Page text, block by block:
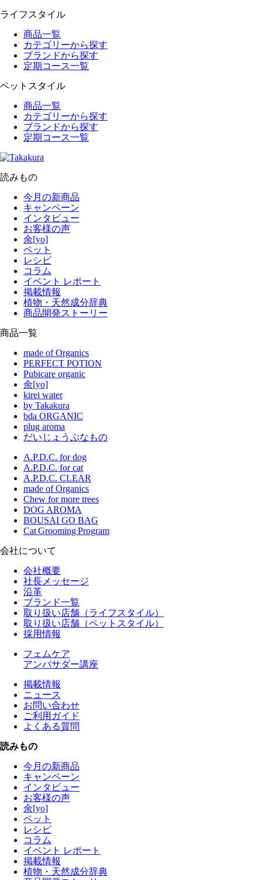
ライフスタイル
商品一覧
カテゴリーから探す
ブランドから探す
定期コース一覧
ペットスタイル
商品一覧
カテゴリーから探す
ブランドから探す
定期コース一覧
読みもの
今月の新商品
キャンペーン
インタビュー
お客様の声
余[yo]
ペット
レシピ
コラム
イベント レポート
掲載情報
植物・天然成分辞典
商品開発ストーリー
商品一覧
made of Organics
PERFECT POTION
Pubicare organic
余[yo]
kirei water
by Takakura
bda ORGANIC
plug aroma
だいじょうぶなもの
A.P.D.C. for dog
A.P.D.C. for cat
A.P.D.C. CLEAR
made of Organics
Chew for more trees
DOG AROMA
BOUSAI GO BAG
Cat Grooming Program
会社について
会社概要
社長メッセージ
沿革
ブランド一覧
取り扱い店舗（ライフスタイル）
取り扱い店舗（ペットスタイル）
採用情報
フェムケア
アンバサダー講座
掲載情報
ニュース
お問い合わせ
ご利用ガイド
よくある質問
読みもの
今月の新商品
キャンペーン
インタビュー
お客様の声
余[yo]
ペット
レシピ
コラム
イベント レポート
掲載情報
植物・天然成分辞典